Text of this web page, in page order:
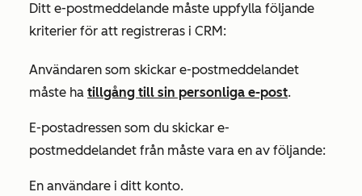
Ditt e-postmeddelande måste uppfylla följande
kriterier för att registreras i CRM:
Användaren som skickar e-postmeddelandet
måste ha tillgång till sin personliga e-post.
E-postadressen som du skickar e-
postmeddelandet från måste vara en av följande:
En användare i ditt konto.